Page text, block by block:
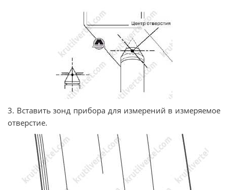
3. Вставить зонд прибора для измерений в измеряемое
отверстие.